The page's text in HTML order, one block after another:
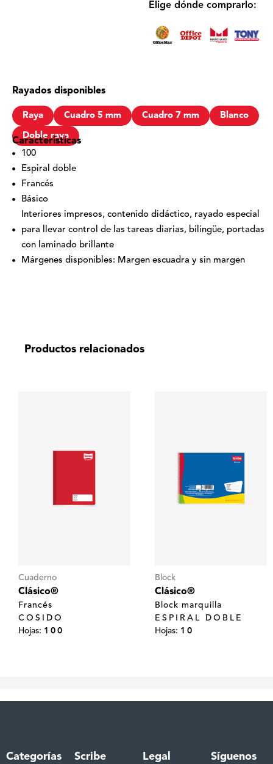
Elige dónde comprarlo:
Rayados disponibles
Raya Cuadro 5 mm Cuadro 7 mm Blanco
Doble raya
Características
100
Espiral doble
Francés
Básico
Interiores impresos, contenido didáctico, rayado especial
para llevar control de las tareas diarias, bilingüe, portadas
con laminado brillante
Márgenes disponibles: Margen escuadra y sin margen
Productos relacionados
Cuaderno
Clásico®
Francés
COSIDO
Hojas: 100
Block
Clásico®
Block marquilla
ESPIRAL DOBLE
Hojas: 10
Categorías Scribe Legal
Síguenos